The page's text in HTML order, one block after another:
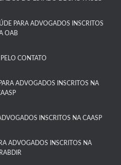
PARA ADVOGADOS INSCRITOS
OAB
CONTATO
ADVOGADOS INSCRITOS NA
INSCRITOS NA CAASP
ADVOGADOS INSCRITOS NA